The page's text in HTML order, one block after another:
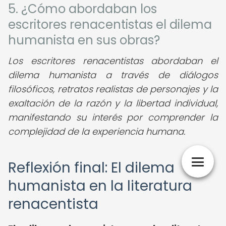
5. ¿Cómo abordaban los
escritores renacentistas el dilema
humanista en sus obras?
Los escritores renacentistas abordaban el
dilema humanista a través de diálogos
filosóficos, retratos realistas de personajes y la
exaltación de la razón y la libertad individual,
manifestando su interés por comprender la
complejidad de la experiencia humana.
Reflexión final: El dilema
humanista en la literatura
renacentista